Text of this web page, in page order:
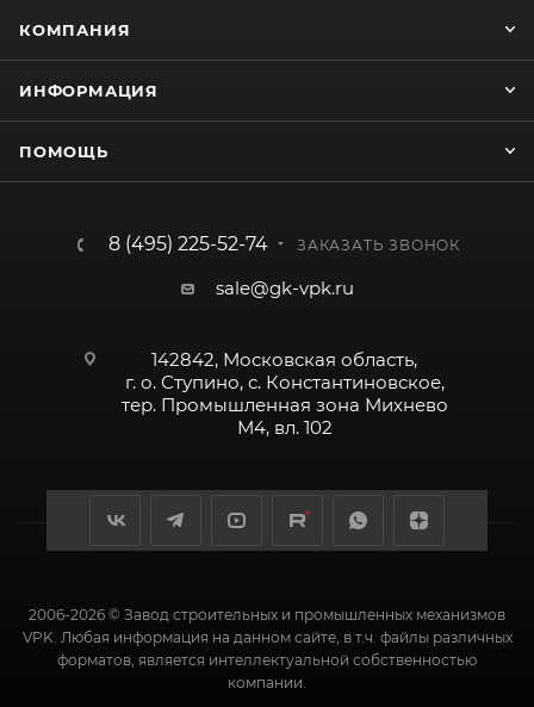
КОМПАНИЯ
ИНФОРМАЦИЯ
ПОМОЩЬ
8 (495) 225-52-74 ЗАКАЗАТЬ ЗВОНОК
sale@gk-vpk.ru
142842, Московская область,
г. о. Ступино, с. Константиновское,
тер. Промышленная зона Михнево
М4, вл. 102
2006-2026 © Завод строительных и промышленных механизмов
VPK. Любая информация на данном сайте, в т.ч. файлы различных
форматов, является интеллектуальной собственностью
компании.